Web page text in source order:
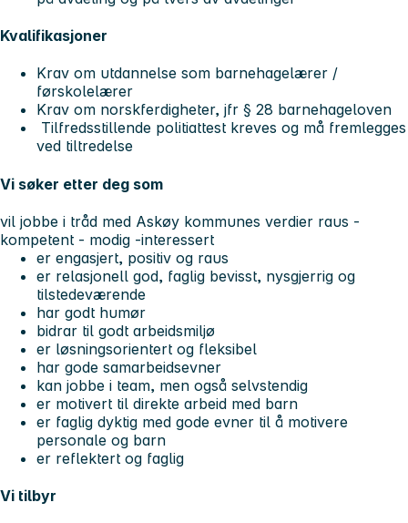
Kvalifikasjoner
Krav om utdannelse som barnehagelærer /
førskolelærer
Krav om norskferdigheter, jfr § 28 barnehageloven
Tilfredsstillende politiattest kreves og må fremlegges
ved tiltredelse
Vi søker etter deg som
vil jobbe i tråd med Askøy kommunes verdier raus -
kompetent - modig -interessert
er engasjert, positiv og raus
er relasjonell god, faglig bevisst, nysgjerrig og
tilstedeværende
har godt humør
bidrar til godt arbeidsmiljø
er løsningsorientert og fleksibel
har gode samarbeidsevner
kan jobbe i team, men også selvstendig
er motivert til direkte arbeid med barn
er faglig dyktig med gode evner til å motivere
personale og barn
er reflektert og faglig
Vi tilbyr